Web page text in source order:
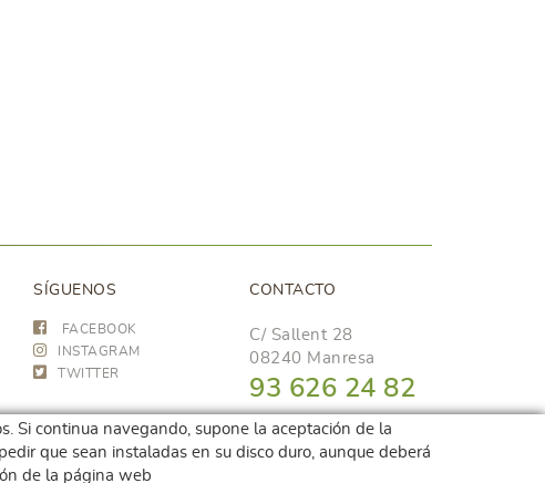
SÍGUENOS
FACEBOOK
INSTAGRAM
TWITTER
CONTACTO
C/ Sallent 28
08240 Manresa
93 626 24 82
689 48 94 10
hola@frescoop.coop
Si continua navegando, supone la aceptación de la
que sean instaladas en su disco duro, aunque deberá
de la página web